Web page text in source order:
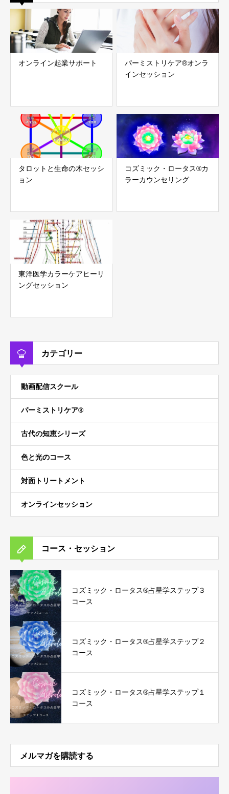
オンライン起業サポート
パーミストリケア®︎オンラ
インセッション
タロットと生命の木セッシ
ョン
コズミック・ロータス®︎カ
ラーカウンセリング
東洋医学カラーケアヒーリ
ングセッション
カテゴリー
動画配信スクール
パーミストリケア®︎
古代の知恵シリーズ
色と光のコース
対面トリートメント
オンラインセッション
コース・セッション
コズミック・ロータス®︎占星学ステップ３
コース
コズミック・ロータス®︎占星学ステップ２
コース
コズミック・ロータス®︎占星学ステップ１
コース
メルマガを購読する